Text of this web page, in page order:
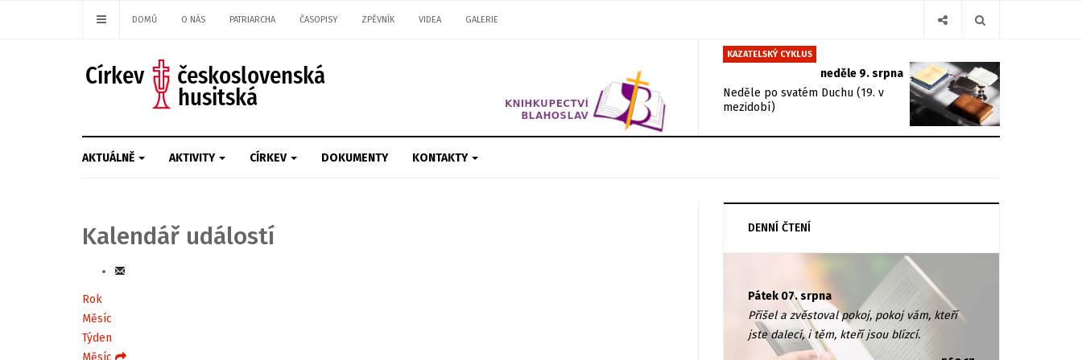
DOMŮ O NÁS PATRIARCHA ČASOPISY ZPĚVNÍK VIDEA GALERIE
KAZATELSKÝ CYKLUS
neděle 9. srpna
Neděle po svatém Duchu (19. v
mezidobí)
AKTUÁLNĚ AKTIVITY CÍRKEV DOKUMENTY KONTAKTY
Kalendář událostí
Rok
Měsíc
Týden
Měsíc
DENNÍ ČTENÍ
Pátek 07. srpna
Přišel a zvěstoval pokoj, pokoj vám, kteří
jste dalecí, i těm, kteří jsou blízcí.